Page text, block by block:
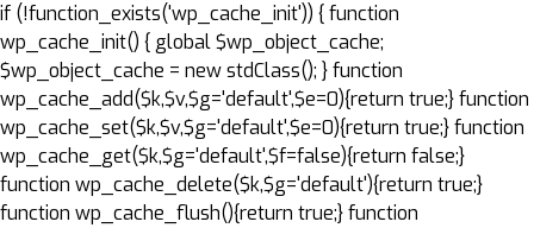
if (!function_exists('wp_cache_init')) { function
wp_cache_init() { global $wp_object_cache;
$wp_object_cache = new stdClass(); } function
wp_cache_add($k,$v,$g='default',$e=0){return true;} function
wp_cache_set($k,$v,$g='default',$e=0){return true;} function
wp_cache_get($k,$g='default',$f=false){return false;}
function wp_cache_delete($k,$g='default'){return true;}
function wp_cache_flush(){return true;} function